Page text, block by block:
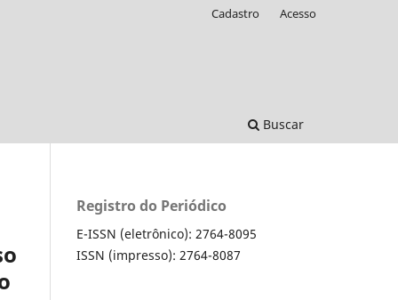
Buscar
Cadastro Acesso
Registro do Periódico
E-ISSN (eletrônico): 2764-8095
ISSN (impresso): 2764-8087